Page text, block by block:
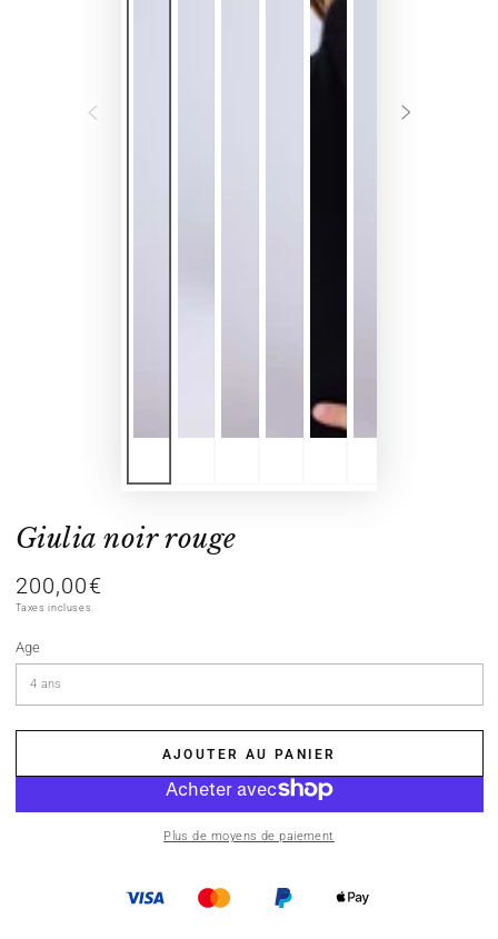
Giulia noir rouge
Prix
normal
200,00€
Taxes incluses.
Age
AJOUTER AU PANIER
Plus de moyens de paiement